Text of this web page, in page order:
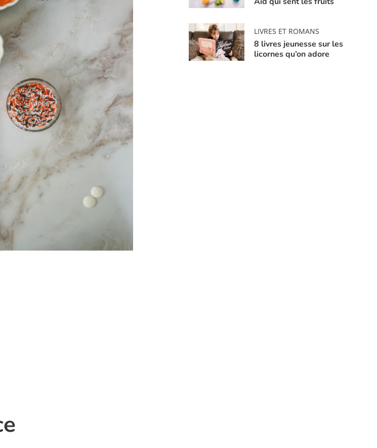
LIVRES ET ROMANS
8 livres jeunesse sur les
licornes qu’on adore